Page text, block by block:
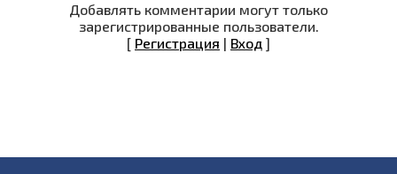
Добавлять комментарии могут только
зарегистрированные пользователи.
[ Регистрация | Вход ]